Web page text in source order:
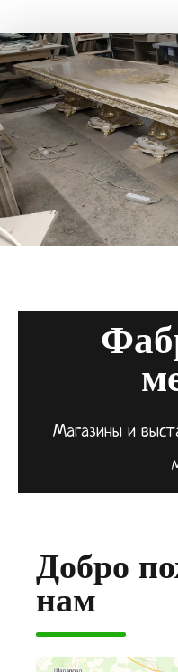
Магазины и
Добро
нам